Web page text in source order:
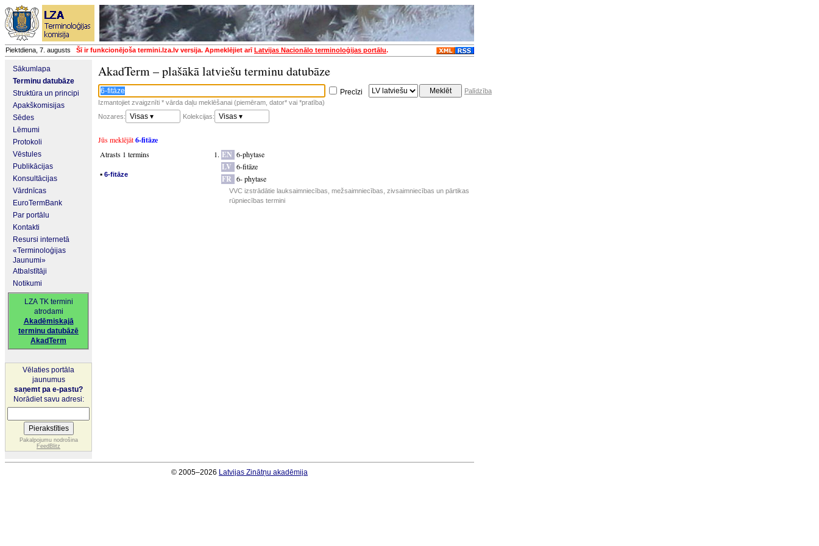
Piektdiena, 7. augusts Šī ir funkcionējoša termini.lza.lv versija. Apmeklējiet arīLatvijas Nacionālo terminoloģijas portālu.
Sākumlapa
Terminu datubāze
Struktūra un principi
Apakškomisijas
Sēdes
Lēmumi
Protokoli
Vēstules
Publikācijas
Konsultācijas
Vārdnīcas
EuroTermBank
Par portālu
Kontakti
Resursi internetā
«Terminoloģijas
Jaunumi»
Atbalstītāji
Notikumi
LZA TK termini
atrodami
Akadēmiskajā
terminu datubāzē
AkadTerm
Vēlaties portāla
jaunumus
saņemt pa e-pastu?
Norādiet savu adresi:
Pakalpojumu nodrošina
FeedBlitz
AkadTerm – plašākā latviešu terminu datubāze
Precīzi
Palīdzība
Izmantojiet zvaigznīti * vārda daļu meklēšanai (piemēram, dator* vai *pratība)
Nozares:
Visas ▾ Kolekcijas: Visas ▾
Jūs meklējāt6-fitāze
Atrasts 1 termins
▪ 6-fitāze
EN 6-phytase
LV 6-fitāze
FR 6- phytase
VVC izstrādātie lauksaimniecības, mežsaimniecības, zivsaimniecības un pārtikas
rūpniecības termini
© 2005–2026 Latvijas Zinātņu akadēmija